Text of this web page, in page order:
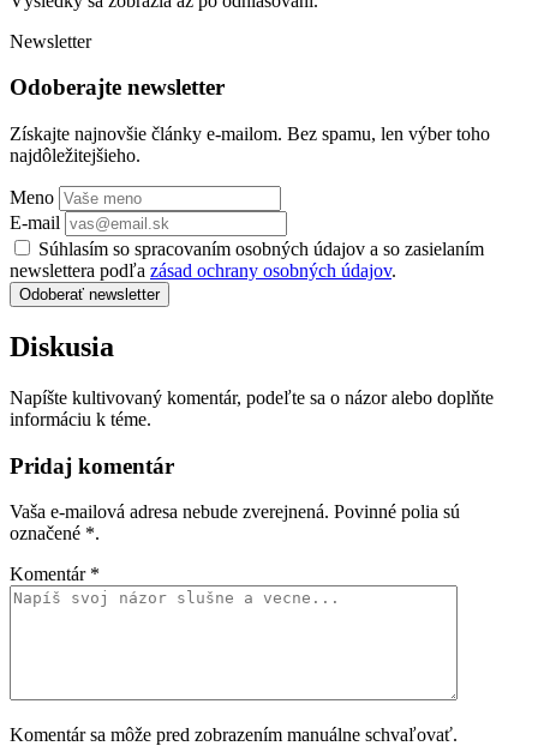
Newsletter
Odoberajte newsletter
Získajte najnovšie články e-mailom. Bez spamu, len výber toho
najdôležitejšieho.
Meno
E-mail
Súhlasím so spracovaním osobných údajov a so zasielaním
newslettera podľa zásad ochrany osobných údajov.
Odoberať newsletter
Diskusia
Napíšte kultivovaný komentár, podeľte sa o názor alebo doplňte
informáciu k téme.
Pridaj komentár
Vaša e-mailová adresa nebude zverejnená. Povinné polia sú
označené *.
Komentár *
Komentár sa môže pred zobrazením manuálne schvaľovať.